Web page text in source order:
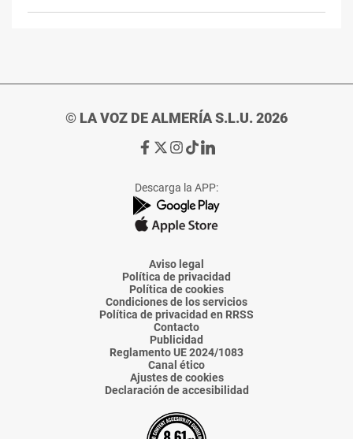
© LA VOZ DE ALMERÍA S.L.U. 2026
Ir
de
La
Voz
Almería
Ir
de
La
Voz
Almería
Ir
de
La
Voz
Almería
Ir
de
La
Voz
Almería
Ir
de
La
Voz
Descarga la APP:
Aviso legal
Política de privacidad
Política de cookies
Condiciones de los servicios
Política de privacidad en RRSS
Contacto
Publicidad
Reglamento UE 2024/1083
Canal ético
Ajustes de cookies
Declaración de accesibilidad